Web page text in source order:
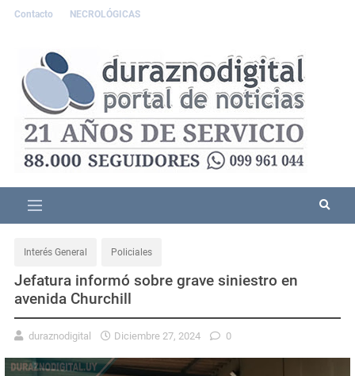
Contacto NECROLÓGICAS
Interés General Policiales
Jefatura informó sobre grave siniestro en
avenida Churchill
duraznodigital Diciembre 27, 2024 0